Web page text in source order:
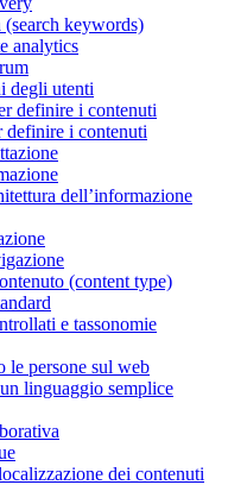
keywords)
analytics
degli utenti
definire i contenuti
definire i contenuti
dell’informazione
(content type)
e tassonomie
le persone sul web
linguaggio semplice
dei contenuti